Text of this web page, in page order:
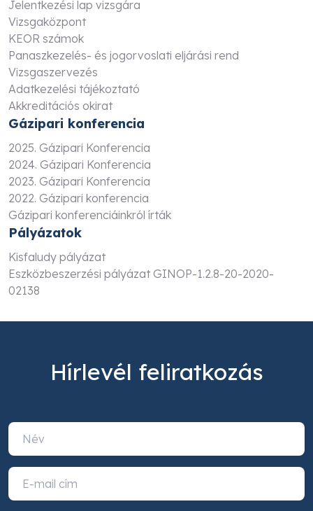
Jelentkezési lap vizsgára
Vizsgaközpont
KEOR számok
Panaszkezelés- és jogorvoslati eljárási rend
Vizsgaszervezés
Adatkezelési tájékoztató
Akkreditációs okirat
Gázipari konferencia
2025. Gázipari Konferencia
2024. Gázipari Konferencia
2023. Gázipari Konferencia
2022. Gázipari konferencia
Gázipari konferenciáinkról írták
Pályázatok
Kisfaludy pályázat
Eszközbeszerzési pályázat GINOP-1.2.8-20-2020-
02138
Hírlevél feliratkozás